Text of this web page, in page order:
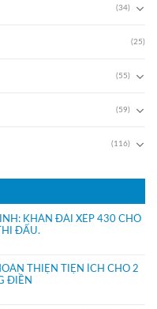
(34)
(25)
(55)
(59)
(116)
KHÁN ĐÀI XẾP 430 CHỔ
ĐẤU.
THIỆN TIỆN ÍCH CHO 2
ĐIỀN